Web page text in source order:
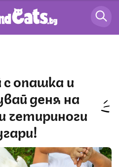
деня на
четириноги